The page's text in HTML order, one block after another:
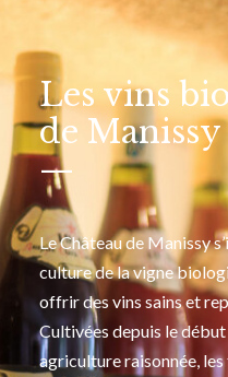
Les vins
de Manissy
—
Le Château de Manissy
culture de la vigne
offrir des vins sains et
Cultivées depuis le
agriculture raisonnée,